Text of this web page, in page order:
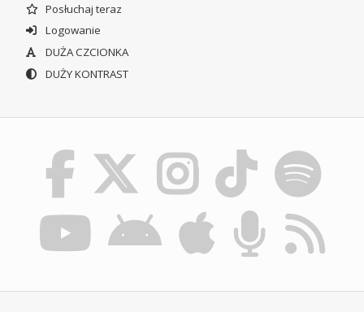
Posłuchaj teraz
Logowanie
DUŻA CZCIONKA
DUŻY KONTRAST